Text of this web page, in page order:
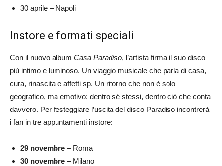
30 aprile – Napoli
Instore e formati speciali
Con il nuovo album Casa Paradiso, l’artista firma il suo disco
più intimo e luminoso. Un viaggio musicale che parla di casa,
cura, rinascita e affetti sp. Un ritorno che non è solo
geografico, ma emotivo: dentro sé stessi, dentro ciò che conta
davvero. Per festeggiare l’uscita del disco Paradiso incontrerà
i fan in tre appuntamenti instore:
29 novembre – Roma
30 novembre – Milano